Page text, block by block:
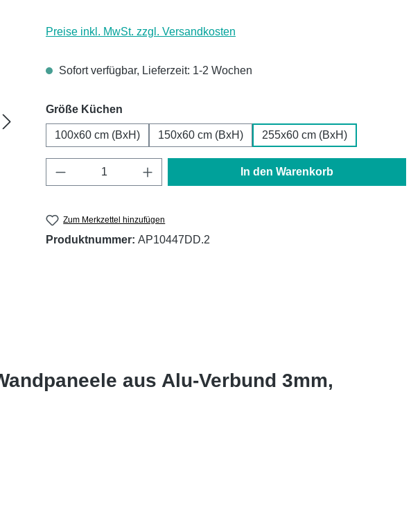
Preise inkl. MwSt. zzgl. Versandkosten
Sofort verfügbar, Lieferzeit: 1-2 Wochen
Größe Küchen
100x60 cm (BxH) 150x60 cm (BxH) 255x60 cm (BxH)
Produkt Anzahl: Gib den gewünschten Wert ein
In den Warenkorb
Zum Merkzettel hinzufügen
Produktnummer: AP10447DD.2
aus Alu-Verbund 3mm,